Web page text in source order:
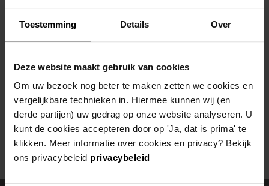
Toestemming Details Over
Deze website maakt gebruik van cookies
Om uw bezoek nog beter te maken zetten we cookies en
vergelijkbare technieken in. Hiermee kunnen wij (en
derde partijen) uw gedrag op onze website analyseren. U
kunt de cookies accepteren door op 'Ja, dat is prima' te
klikken. Meer informatie over cookies en privacy? Bekijk
ons privacybeleid privacybeleid
Helaas, er is een fout opgetreden
Mogelijk kunt u deze pagina niet bezoeken door:
een verouderde bladwijzer/favoriet
een zoekmachine heeft eenverouderde lijst van de website
eenfout getyptadres